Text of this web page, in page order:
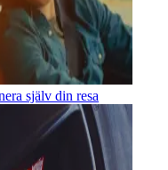
själv din resa